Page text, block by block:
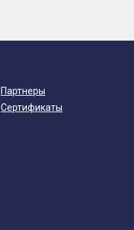
Партнеры
Сертификаты